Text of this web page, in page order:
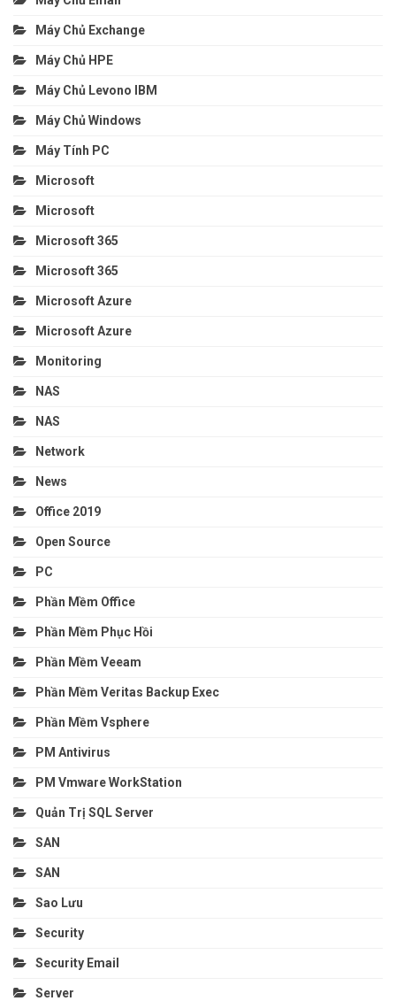
Máy Chủ Exchange
Máy Chủ HPE
Máy Chủ Levono IBM
Máy Chủ Windows
Máy Tính PC
Microsoft
Microsoft
Microsoft 365
Microsoft 365
Microsoft Azure
Microsoft Azure
Monitoring
NAS
NAS
Network
News
Office 2019
Open Source
PC
Phần Mềm Office
Phần Mềm Phục Hồi
Phần Mềm Veeam
Phần Mềm Veritas Backup Exec
Phần Mềm Vsphere
PM Antivirus
PM Vmware WorkStation
Quản Trị SQL Server
SAN
SAN
Sao Lưu
Security
Security Email
Server